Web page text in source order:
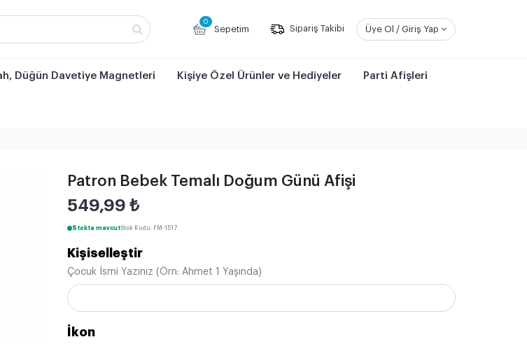
Sepetim
0
Sipariş Takibi Üye Ol / Giriş Yap
Düğün Davetiye Magnetleri Kişiye Özel Ürünler ve Hediyeler Parti Afişleri
Patron Bebek Temalı Doğum Günü Afişi
549,99 ₺
Stokta mevcutStok Kodu: FM-1517
Kişiselleştir
Çocuk İsmi Yazınız (Örn: Ahmet 1 Yaşında)
İkon